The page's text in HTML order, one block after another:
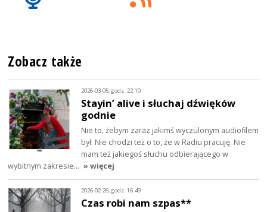
Zobacz także
2026-03-05, godz. 22:10
Stayin’ alive i słuchaj dźwięków
godnie
Nie to, żebym zaraz jakimś wyczulonym audiofilem
był. Nie chodzi też o to, że w Radiu pracuję. Nie
mam też jakiegoś słuchu odbierającego w
wybitnym zakresie… » więcej
2026-02-26, godz. 16:49
Czas robi nam szpas**